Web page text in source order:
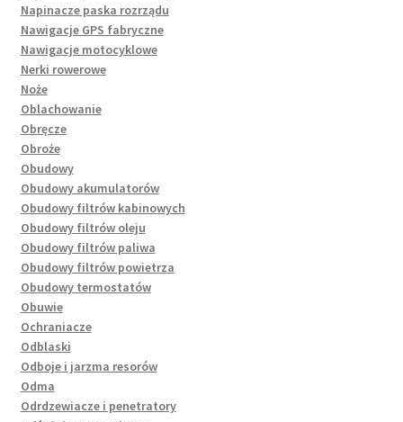
Napinacze paska rozrządu
Nawigacje GPS fabryczne
Nawigacje motocyklowe
Nerki rowerowe
Noże
Oblachowanie
Obręcze
Obroże
Obudowy
Obudowy akumulatorów
Obudowy filtrów kabinowych
Obudowy filtrów oleju
Obudowy filtrów paliwa
Obudowy filtrów powietrza
Obudowy termostatów
Obuwie
Ochraniacze
Odblaski
Odboje i jarzma resorów
Odma
Odrdzewiacze i penetratory